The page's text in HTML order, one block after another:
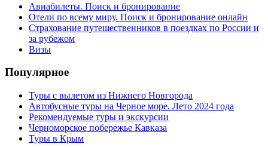
Авиабилеты. Поиск и бронирование
Отели по всему миру. Поиск и бронирование онлайн
Страхование путешественников в поездках по России и
за рубежом
Визы
Популярное
Туры с вылетом из Нижнего Новгорода
Автобусные туры на Черное море. Лето 2024 года
Рекомендуемые туры и экскурсии
Черноморское побережье Кавказа
Туры в Крым